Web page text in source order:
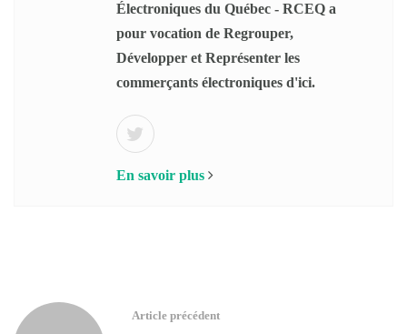
Électroniques du Québec - RCEQ a
pour vocation de Regrouper,
Développer et Représenter les
commerçants électroniques d'ici.
En savoir plus
Article précédent